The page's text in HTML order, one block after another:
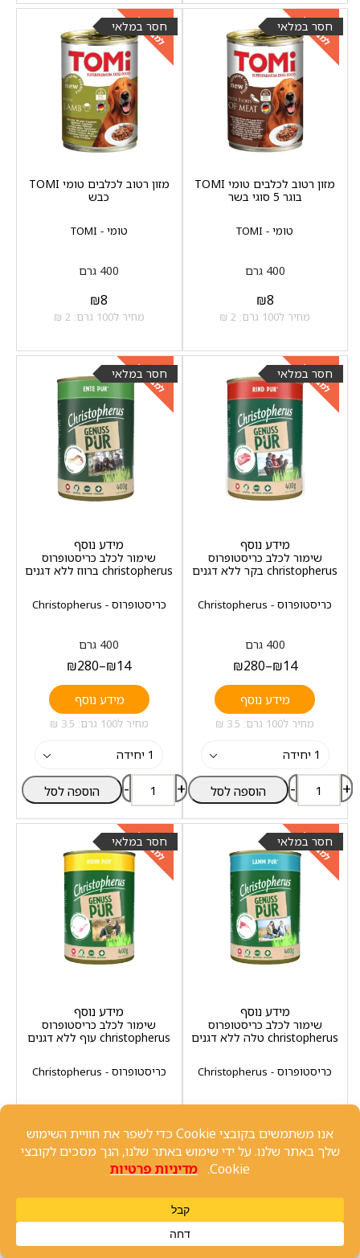
כנסו
למבצעים
חסר במלאי
טומי - TOMI
מזון רטוב לכלבים טומי TOMI
בוגר 5 סוגי בשר
400 גרם
₪8
מחיר ל100 גרם: 2 ₪
כנסו
למבצעים
חסר במלאי
טומי - TOMI
מזון רטוב לכלבים טומי TOMI
כבש
400 גרם
₪8
מחיר ל100 גרם: 2 ₪
כנסו
למבצעים
חסר במלאי
כריסטופרוס - Christopherus
שימור לכלב כריסטופרוס
christopherus בקר ללא דגנים
400 גרם
₪14
–
₪280
מידע נוסף
מחיר ל100 גרם: 3.5 ₪
- + הוספה לסל
מידע נוסף
כנסו
למבצעים
חסר במלאי
כריסטופרוס - Christopherus
שימור לכלב כריסטופרוס
christopherus ברווז ללא דגנים
400 גרם
₪14
–
₪280
מידע נוסף
מחיר ל100 גרם: 3.5 ₪
- + הוספה לסל
מידע נוסף
כנסו
למבצעים
חסר במלאי
כריסטופרוס - Christopherus
שימור לכלב כריסטופרוס
christopherus טלה ללא דגנים
₪14
–
₪280
מידע נוסף
מידע נוסף
כנסו
למבצעים
חסר במלאי
כריסטופרוס - Christopherus
שימור לכלב כריסטופרוס
christopherus עוף ללא דגנים
₪14
–
₪280
מידע נוסף
מידע נוסף